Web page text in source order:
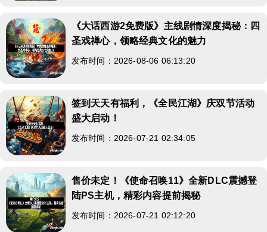
《大话西游2免费版》主线剧情深度揭秘：四
圣戏禅心，领略经典文化的魅力
发布时间：2026-08-06 06:13:20
签到天天有福利，《全民江湖》庆双节活动
盛大启动！
发布时间：2026-07-21 02:34:05
售价未定！《使命召唤11》全新DLC震撼登
陆PS主机，精彩内容提前揭秘
发布时间：2026-07-21 02:12:20